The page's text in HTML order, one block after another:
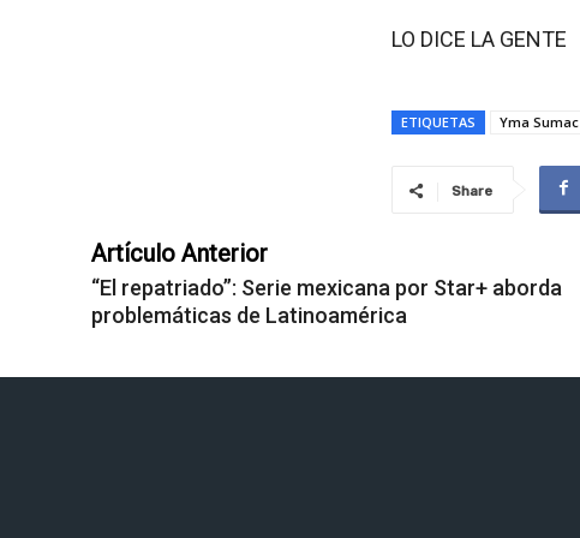
LO DICE LA GENTE
ETIQUETAS Yma Sumac
Share
Artículo Anterior
“El repatriado”: Serie mexicana por Star+ aborda
problemáticas de Latinoamérica